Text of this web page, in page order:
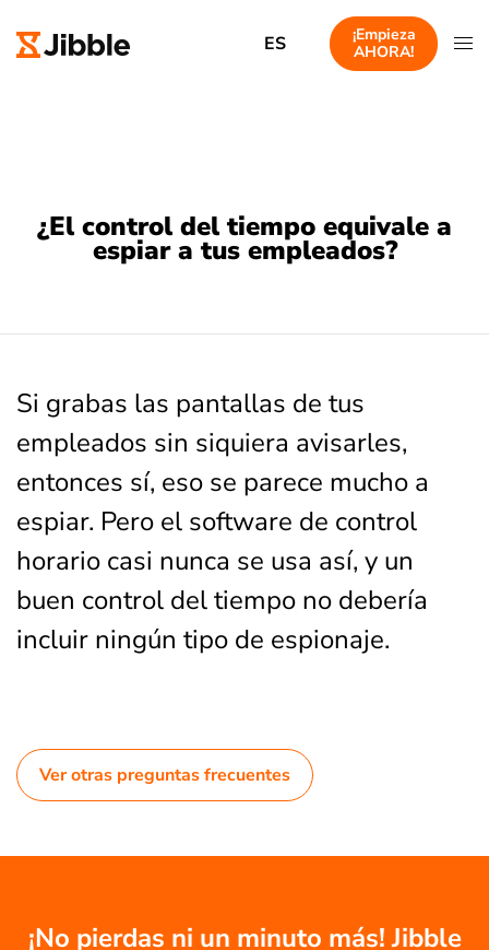
ES
¡Empieza
AHORA!
¿El control del tiempo equivale a
espiar a tus empleados?
Si grabas las pantallas de tus
empleados sin siquiera avisarles,
entonces sí, eso se parece mucho a
espiar. Pero el software de control
horario casi nunca se usa así, y un
buen control del tiempo no debería
incluir ningún tipo de espionaje.
Ver otras preguntas frecuentes
¡No pierdas ni un minuto más! Jibble